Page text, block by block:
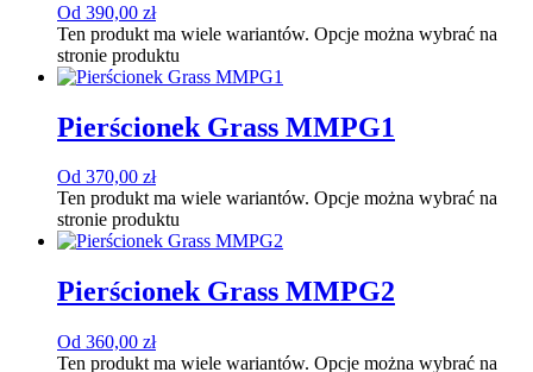
Od 390,00 zł
Ten produkt ma wiele wariantów. Opcje można wybrać na
stronie produktu
Pierścionek Grass MMPG1
Od 370,00 zł
Ten produkt ma wiele wariantów. Opcje można wybrać na
stronie produktu
Pierścionek Grass MMPG2
Od 360,00 zł
Ten produkt ma wiele wariantów. Opcje można wybrać na